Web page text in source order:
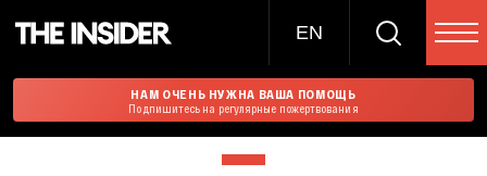
EN
НАМ ОЧЕНЬ НУЖНА ВАША ПОМОЩЬ
Подпишитесь на регулярные пожертвования